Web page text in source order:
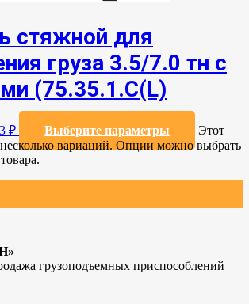
стяжной для
груза 3.5/7.0 тн с
(75.35.1.C(L)
₽ Выберите параметры
Этот
вариаций. Опции можно выбрать
грузоподъемных приспособлений